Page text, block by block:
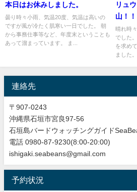
本日はお休みしました。
曇り時々小雨、気温20度、気温は高いの
ですが風が冷たく肌寒い一日でした。 朝
から事務仕事等など、年度末ということも
あって溜まっています。 ま...
リュ
山！
オオ
オッ
晴れ時
でした
を求め
ました
連絡先
〒907-0243
沖縄県石垣市宮良97-56
石垣島バードウォッチングガイド
電話 0980-87-9230(8:00-20:00)
ishigaki.seabeans@gmail.com
予約状況